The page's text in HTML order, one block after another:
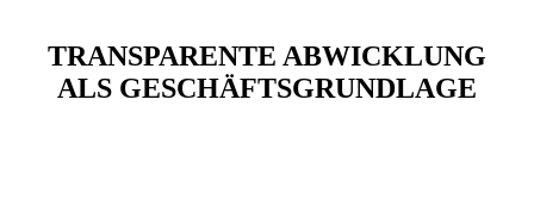
TRANSPARENTE ABWICKLUNG
ALS GESCHÄFTSGRUNDLAGE